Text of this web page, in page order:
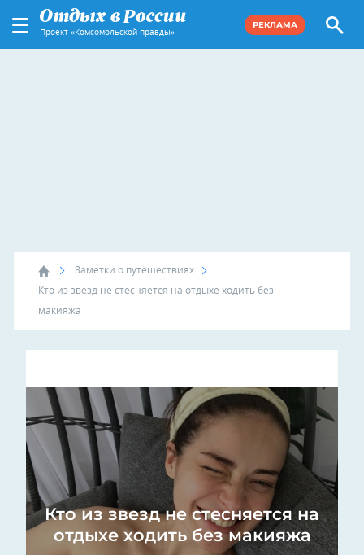
Проект «Комсомольской правды»
РЕКЛАМА
Заметки о путешествиях
Кто из звезд не стесняется на отдыхе ходить без
макияжа
Кто из звезд не стесняется на
отдыхе ходить без макияжа